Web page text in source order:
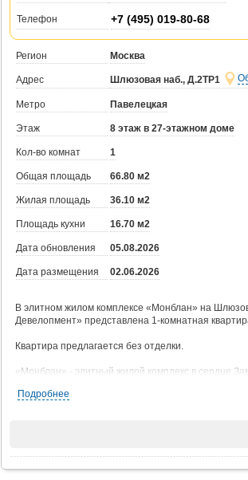
Телефон +7 (495) 019-80-68
Регион Москва
Адрес Шлюзовая наб., Д.2ТР1
Метро Павелецкая
Этаж 8 этаж в 27-этажном доме
Кол-во комнат 1
Общая площадь 66.80 м2
Жилая площадь 36.10 м2
Площадь кухни 16.70 м2
Дата обновления 05.08.2026
Дата размещения 02.06.2026
В элитном жилом комплексе «Монблан» на
Девелопмент» представлена 1-комнатная
Квартира предлагается без отделки.
«Монблан» - элитный жилой комплекс в сердце
Неординарные архитектурные формы,
Подробнее